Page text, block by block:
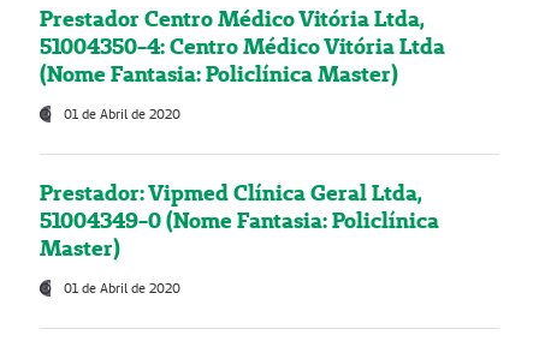
Prestador Centro Médico Vitória Ltda,
51004350-4: Centro Médico Vitória Ltda
(Nome Fantasia: Policlínica Master)
01 de Abril de 2020
Prestador: Vipmed Clínica Geral Ltda,
51004349-0 (Nome Fantasia: Policlínica
Master)
01 de Abril de 2020